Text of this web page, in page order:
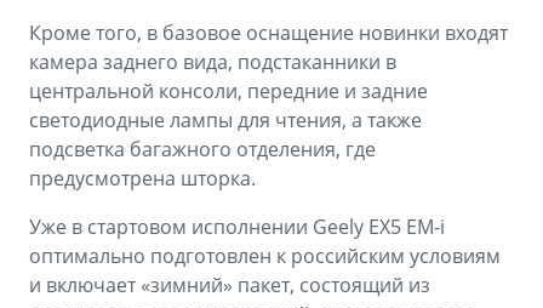
Кроме того, в базовое оснащение новинки входят
камера заднего вида, подстаканники в
центральной консоли, передние и задние
светодиодные лампы для чтения, а также
подсветка багажного отделения, где
предусмотрена шторка.
Уже в стартовом исполнении Geely EX5 EM-i
оптимально подготовлен к российским условиям
и включает «зимний» пакет, состоящий из